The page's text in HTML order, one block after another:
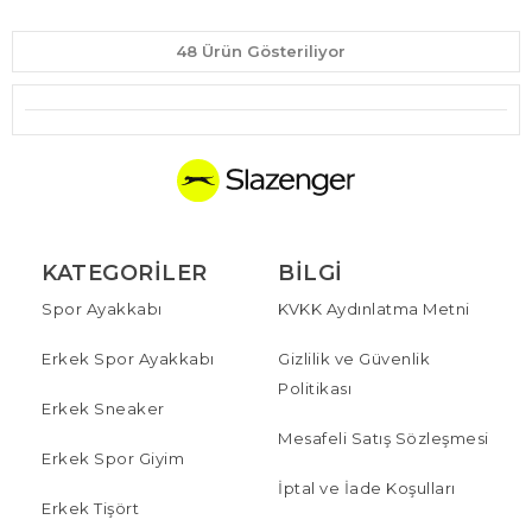
48 Ürün Gösteriliyor
KATEGORILER
Spor Ayakkabı
Erkek Spor Ayakkabı
Erkek Sneaker
Erkek Spor Giyim
Erkek Tişört
BILGI
KVKK Aydınlatma Metni
Gizlilik ve Güvenlik
Politikası
Mesafeli Satış Sözleşmesi
İptal ve İade Koşulları